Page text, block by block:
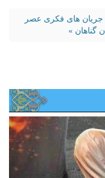
جریان‌ های فکری عصر
گناهان »